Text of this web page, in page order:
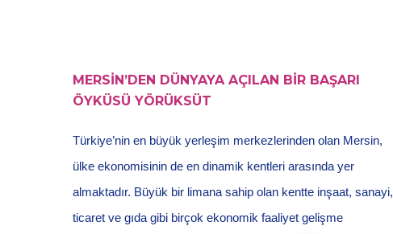
MERSİN’DEN DÜNYAYA AÇILAN BİR BAŞARI
ÖYKÜSÜ YÖRÜKSÜT
Türkiye’nin en büyük yerleşim merkezlerinden olan Mersin,
ülke ekonomisinin de en dinamik kentleri arasında yer
almaktadır. Büyük bir limana sahip olan kentte inşaat, sanayi,
ticaret ve gıda gibi birçok ekonomik faaliyet gelişme